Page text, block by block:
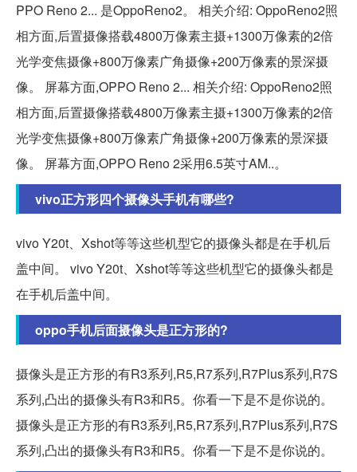
PPO Reno 2... 是OppoReno2。 相关介绍: OppoReno2照
相方面,后置摄像搭载4800万像素主摄+1300万像素的2倍
光学变焦摄像+800万像素广角摄像+200万像素的景深摄
像。 屏幕方面,OPPO Reno 2... 相关介绍: OppoReno2照
相方面,后置摄像搭载4800万像素主摄+1300万像素的2倍
光学变焦摄像+800万像素广角摄像+200万像素的景深摄
像。 屏幕方面,OPPO Reno 2采用6.5英寸AM..。
vivo正方形四个摄像头手机有哪些?
vivo Y20t、Xshot等等这些机型它的摄像头都是在手机后
盖中间。 vivo Y20t、Xshot等等这些机型它的摄像头都是
在手机后盖中间。
oppo手机后面摄像头是正方形的?
摄像头是正方形的有R3系列,R5,R7系列,R7Plus系列,R7S
系列,凸出的摄像头有R3和R5。你看一下是不是你说的。
摄像头是正方形的有R3系列,R5,R7系列,R7Plus系列,R7S
系列,凸出的摄像头有R3和R5。你看一下是不是你说的。